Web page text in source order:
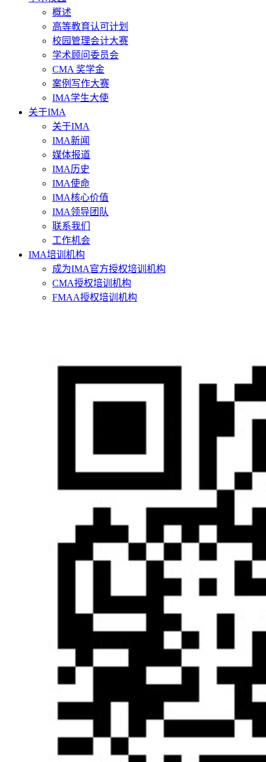
概述
高等教育认可计划
校园管理会计大赛
学术顾问委员会
CMA 奖学金
案例写作大赛
IMA学生大使
关于IMA
关于IMA
IMA新闻
媒体报道
IMA历史
IMA使命
IMA核心价值
IMA领导团队
联系我们
工作机会
IMA培训机构
成为IMA官方授权培训机构
CMA授权培训机构
FMAA授权培训机构